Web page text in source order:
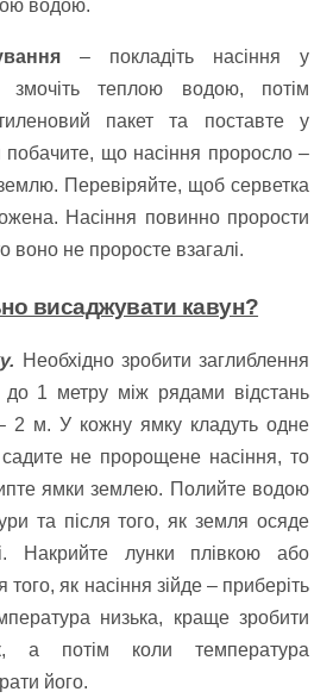
водою.
– покладіть насіння у
змочіть теплою водою, потім
пакет та поставте у
побачите, що насіння проросло –
Перевіряйте, щоб серветка
Насіння повинно прорости
воно не проросте взагалі.
висаджувати кавун?
Необхідно зробити заглиблення
1 метру між рядами відстань
2 м. У кожну ямку кладуть одне
не пророщене насіння, то
ямки землею. Полийте водою
та після того, як земля осяде
Накрийте лунки плівкою або
як насіння зійде – приберіть
низька, краще зробити
а потім коли температура
його.